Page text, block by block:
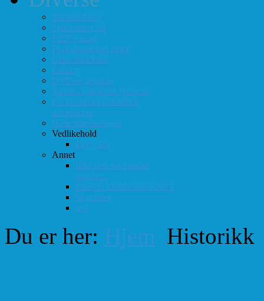
Støtteordning
Sjakkrating.no
FIDE-rating
Follo-kombinasjoner
Grasrotandelen
Linker
DVD-er til utlån
Virtuell sjakklubb (lichess)
Førsteplasser i eksterne
turneringer
Hedersbevisninger
Vedlikehold
Logg inn
Annet
Ikke helt som andre
muséer...
Intervju klubbmester 2013
Skjemaer
test
Du er her: Hjem Historikk